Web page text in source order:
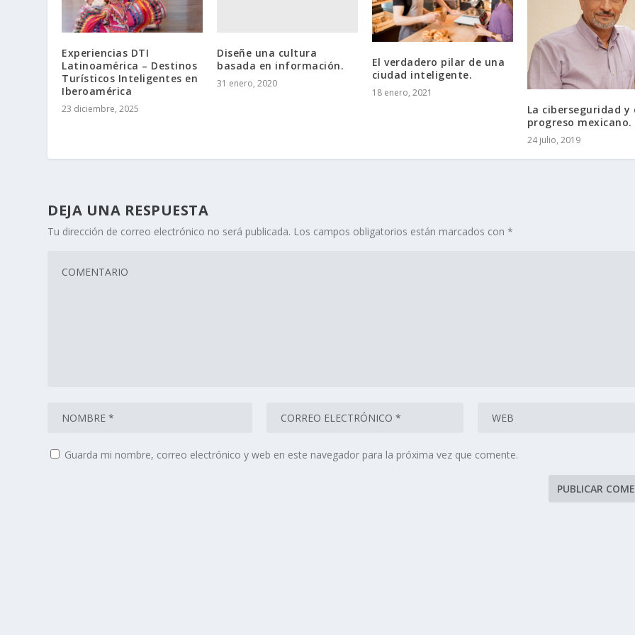
Experiencias DTI
Latinoamérica – Destinos
Turísticos Inteligentes en
Iberoamérica
23 diciembre, 2025
Diseñe una cultura
basada en información.
31 enero, 2020
El verdadero pilar de una
ciudad inteligente.
18 enero, 2021
La ciberseguridad y
progreso mexicano.
24 julio, 2019
DEJA UNA RESPUESTA
Tu dirección de correo electrónico no será publicada. Los campos obligatorios están marcados con*
Guarda mi nombre, correo electrónico y web en este navegador para la próxima vez que comente.